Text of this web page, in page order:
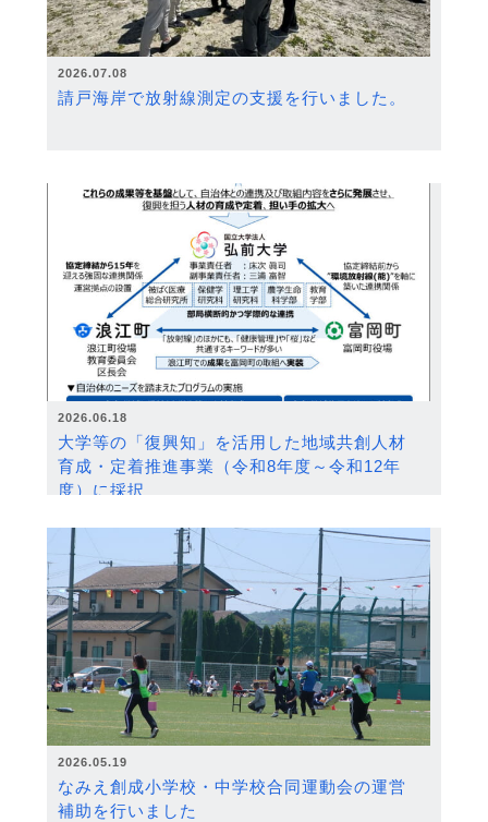
2026.07.08
請戸海岸で放射線測定の支援を行いました。
2026.06.18
大学等の「復興知」を活用した地域共創人材
育成・定着推進事業（令和8年度～令和12年
度）に採択
2026.05.19
なみえ創成小学校・中学校合同運動会の運営
補助を行いました